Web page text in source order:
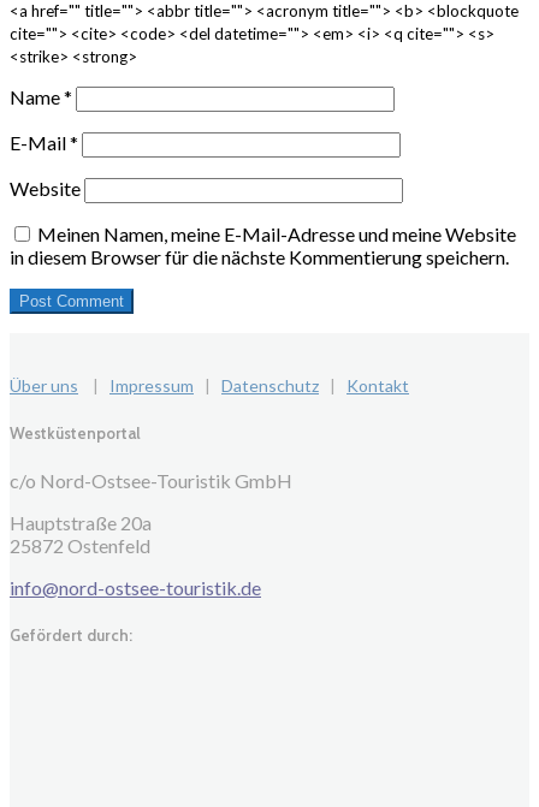
<a href="" title=""> <abbr title=""> <acronym title=""> <b> <blockquote
cite=""> <cite> <code> <del datetime=""> <em> <i> <q cite=""> <s>
<strike> <strong>
Name*
E-Mail*
Website
Meinen Namen, meine E-Mail-Adresse und meine Website
in diesem Browser für die nächste Kommentierung speichern.
Über uns | Impressum | Datenschutz | Kontakt
Westküstenportal
c/o Nord-Ostsee-Touristik GmbH
Hauptstraße 20a
25872 Ostenfeld
info@nord-ostsee-touristik.de
Gefördert durch: